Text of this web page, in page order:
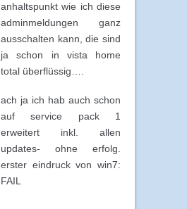
anhaltspunkt wie ich diese
adminmeldungen ganz
ausschalten kann, die sind
ja schon in vista home
total überflüssig….
ach ja ich hab auch schon
auf service pack 1
erweitert inkl. allen
updates- ohne erfolg.
erster eindruck von win7:
FAIL